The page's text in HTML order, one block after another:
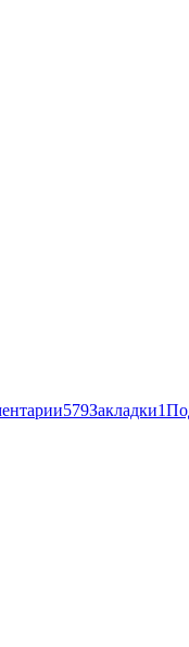
579Закладки1